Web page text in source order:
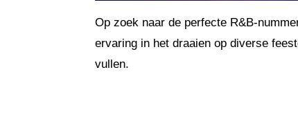
Op zoek naar de perfecte R&B-
ervaring in het draaien op diverse
vullen.